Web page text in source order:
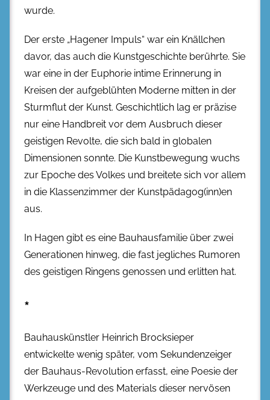
wurde.
Der erste „Hagener Impuls“ war ein Knällchen
davor, das auch die Kunstgeschichte berührte. Sie
war eine in der Euphorie intime Erinnerung in
Kreisen der aufgeblühten Moderne mitten in der
Sturmflut der Kunst. Geschichtlich lag er präzise
nur eine Handbreit vor dem Ausbruch dieser
geistigen Revolte, die sich bald in globalen
Dimensionen sonnte. Die Kunstbewegung wuchs
zur Epoche des Volkes und breitete sich vor allem
in die Klassenzimmer der Kunstpädagog(inn)en
aus.
In Hagen gibt es eine Bauhausfamilie über zwei
Generationen hinweg, die fast jegliches Rumoren
des geistigen Ringens genossen und erlitten hat.
*
Bauhauskünstler Heinrich Brocksieper
entwickelte wenig später, vom Sekundenzeiger
der Bauhaus-Revolution erfasst, eine Poesie der
Werkzeuge und des Materials dieser nervösen